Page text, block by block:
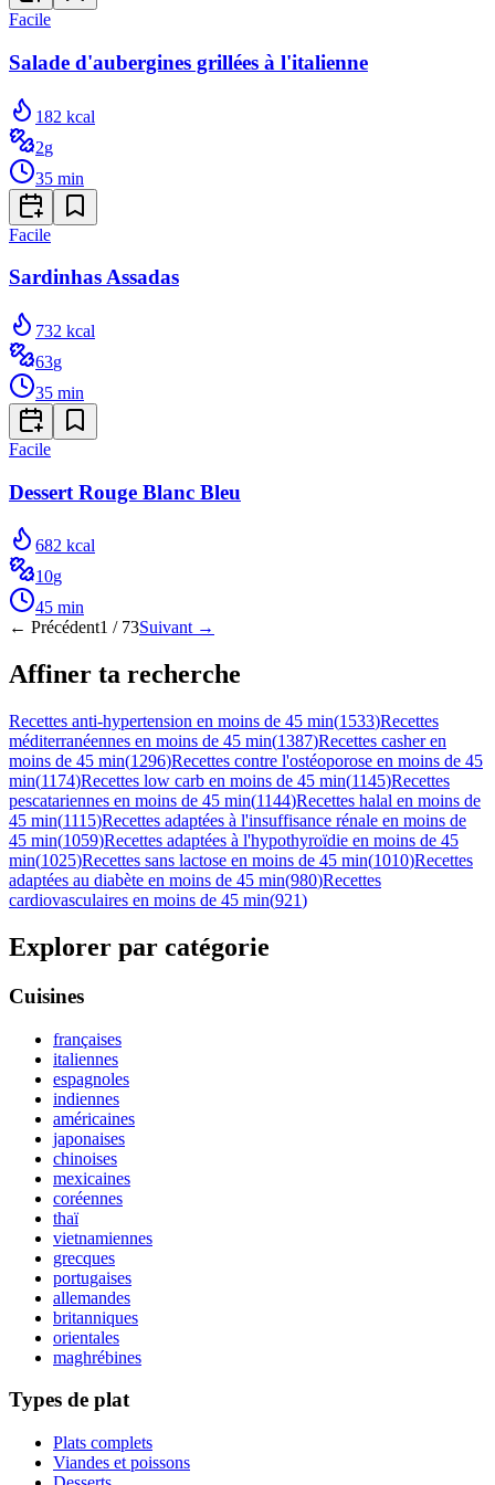
Facile
Salade d'aubergines grillées à l'italienne
182 kcal
2g
35 min
Facile
Sardinhas Assadas
732 kcal
63g
35 min
Facile
Dessert Rouge Blanc Bleu
682 kcal
10g
45 min
← Précédent1 / 73Suivant →
Affiner ta recherche
Recettes anti-hypertension en moins de 45 min(1533)Recettes
méditerranéennes en moins de 45 min(1387)Recettes casher en
moins de 45 min(1296)Recettes contre l'ostéoporose en moins de 45
min(1174)Recettes low carb en moins de 45 min(1145)Recettes
pescatariennes en moins de 45 min(1144)Recettes halal en moins de
45 min(1115)Recettes adaptées à l'insuffisance rénale en moins de
45 min(1059)Recettes adaptées à l'hypothyroïdie en moins de 45
min(1025)Recettes sans lactose en moins de 45 min(1010)Recettes
adaptées au diabète en moins de 45 min(980)Recettes
cardiovasculaires en moins de 45 min(921)
Explorer par catégorie
Cuisines
françaises
italiennes
espagnoles
indiennes
américaines
japonaises
chinoises
mexicaines
coréennes
thaï
vietnamiennes
grecques
portugaises
allemandes
britanniques
orientales
maghrébines
Types de plat
Plats complets
Viandes et poissons